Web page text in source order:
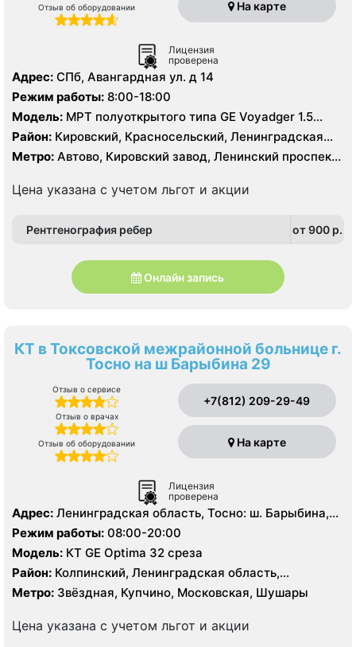
Отзыв об оборудовании На карте
Лицензия
проверена
Адрес: СПб, Авангардная ул. д 14
Режим работы: 8:00-18:00
Модель: МРТ полуоткрытого типа GЕ Voyadger 1.5
Тесла, КТ Siemens Somatom Difinition AS 64 - 64 среза,
Район: Кировский, Красносельский, Ленинградская
область, Петродворцовый
Метро: Автово, Кировский завод, Ленинский проспект,
Цена указана с учетом льгот и акции
Рентгенография ребер от 900 p.
Онлайн запись
КТ в Токсовской межрайонной больнице г.
Тосно на ш Барыбина 29
Отзыв о сервисе
Отзыв о врачах
Отзыв об оборудовании
+7(812) 209-29-49
На карте
Лицензия
проверена
Адрес: Ленинградская область, Тосно: ш. Барыбина,
29
Режим работы: 08:00-20:00
Модель: КТ GE Optima 32 среза
Район: Колпинский, Ленинградская область,
Московский, Пушкинский
Метро: Звёздная, Купчино, Московская, Шушары
Цена указана с учетом льгот и акции